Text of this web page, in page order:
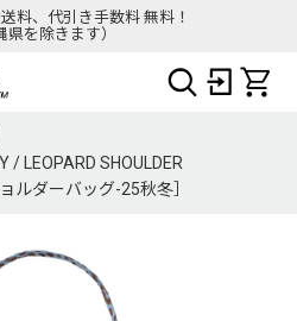
料、代引き手数料 無料！
県を除きます）
/ LEOPARD SHOULDER
ルダーバッグ-25秋冬］